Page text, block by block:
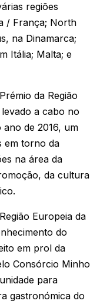
regiões
/ França; North
na Dinamarca;
Itália; Malta; e
da Região
a cabo no
de 2016, um
em torno da
na área da
da cultura
Europeia da
do
em prol da
Consórcio Minho
para
gastronómica do